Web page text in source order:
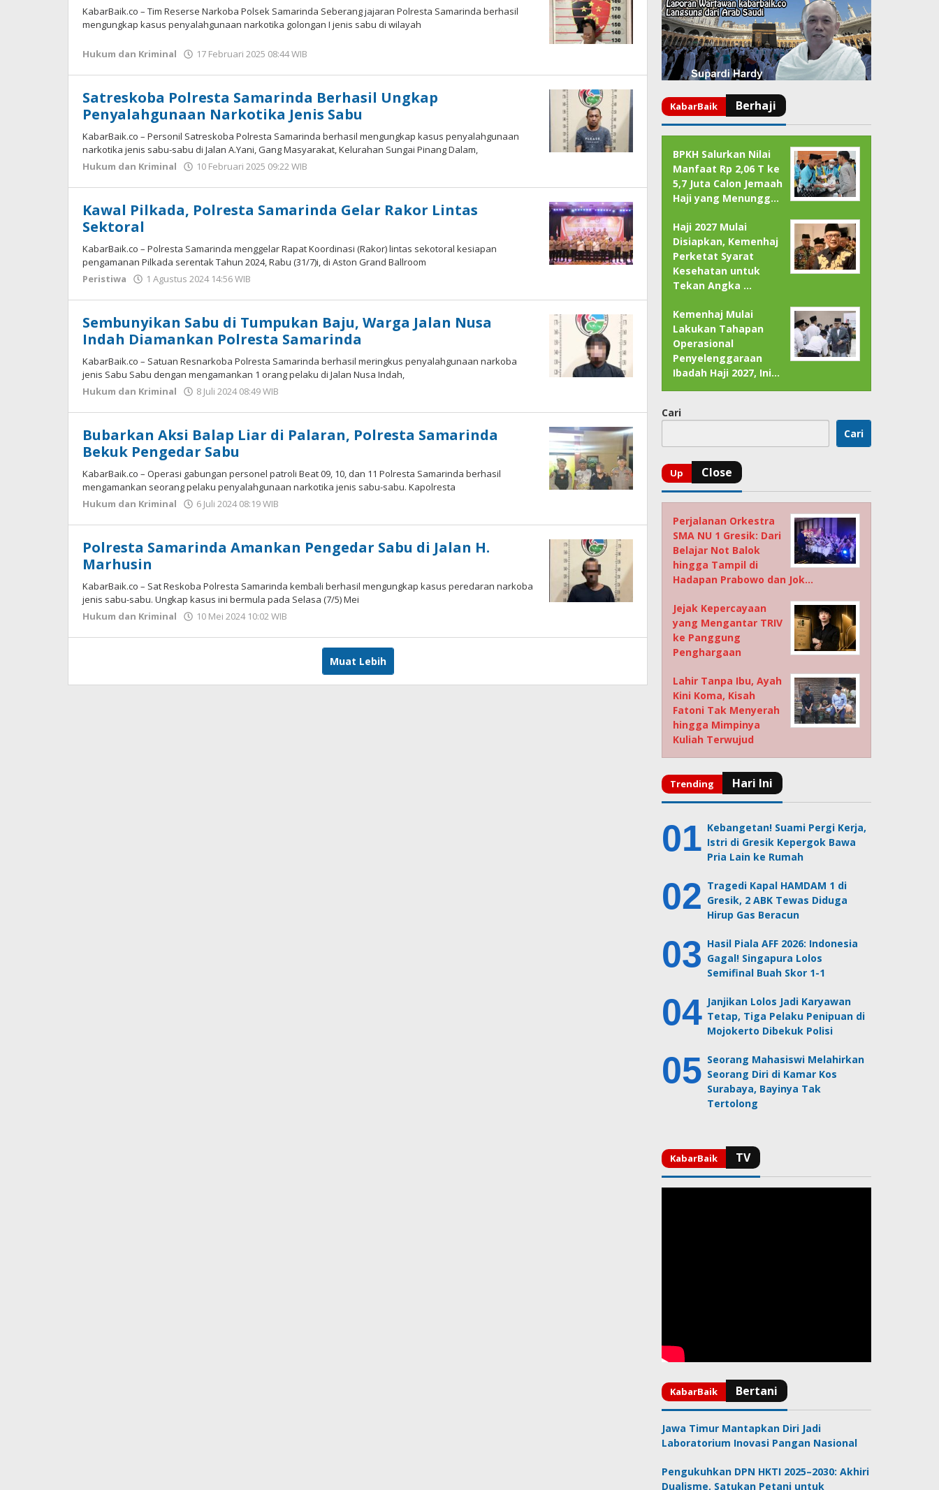
KabarBaik.co – Tim Reserse Narkoba Polsek Samarinda Seberang jajaran Polresta Samarinda berhasil
mengungkap kasus penyalahgunaan narkotika golongan I jenis sabu di wilayah
Hukum dan Kriminal 17 Februari 2025 08:44 WIB
Satreskoba Polresta Samarinda Berhasil Ungkap
Penyalahgunaan Narkotika Jenis Sabu
KabarBaik.co – Personil Satreskoba Polresta Samarinda berhasil mengungkap kasus penyalahgunaan
narkotika jenis sabu-sabu di Jalan A.Yani, Gang Masyarakat, Kelurahan Sungai Pinang Dalam,
Hukum dan Kriminal
10 Februari 2025 09:22 WIB
Kawal Pilkada, Polresta Samarinda Gelar Rakor Lintas
Sektoral
KabarBaik.co – Polresta Samarinda menggelar Rapat Koordinasi (Rakor) lintas sekotoral kesiapan
pengamanan Pilkada serentak Tahun 2024, Rabu (31/7)i, di Aston Grand Ballroom
Peristiwa
1 Agustus 2024 14:56 WIB
Sembunyikan Sabu di Tumpukan Baju, Warga Jalan Nusa
Indah Diamankan Polresta Samarinda
KabarBaik.co – Satuan Resnarkoba Polresta Samarinda berhasil meringkus penyalahgunaan narkoba
jenis Sabu Sabu dengan mengamankan 1 orang pelaku di Jalan Nusa Indah,
Hukum dan Kriminal
8 Juli 2024 08:49 WIB
Bubarkan Aksi Balap Liar di Palaran, Polresta Samarinda
Bekuk Pengedar Sabu
KabarBaik.co – Operasi gabungan personel patroli Beat 09, 10, dan 11 Polresta Samarinda berhasil
mengamankan seorang pelaku penyalahgunaan narkotika jenis sabu-sabu. Kapolresta
Hukum dan Kriminal
6 Juli 2024 08:19 WIB
Polresta Samarinda Amankan Pengedar Sabu di Jalan H.
Marhusin
KabarBaik.co – Sat Reskoba Polresta Samarinda kembali berhasil mengungkap kasus peredaran narkoba
jenis sabu-sabu. Ungkap kasus ini bermula pada Selasa (7/5) Mei
Hukum dan Kriminal
10 Mei 2024 10:02 WIB
Muat Lebih
BPKH Salurkan Nilai
Manfaat Rp 2,06 T ke
5,7 Juta Calon Jemaah
Haji yang Menungg…
Haji 2027 Mulai
Disiapkan, Kemenhaj
Perketat Syarat
Kesehatan untuk
Tekan Angka …
Kemenhaj Mulai
Lakukan Tahapan
Operasional
Penyelenggaraan
Ibadah Haji 2027, Ini…
Cari
Cari
Perjalanan Orkestra
SMA NU 1 Gresik: Dari
Belajar Not Balok
hingga Tampil di
Hadapan Prabowo dan Jok…
Jejak Kepercayaan
yang Mengantar TRIV
ke Panggung
Penghargaan
Lahir Tanpa Ibu, Ayah
Kini Koma, Kisah
Fatoni Tak Menyerah
hingga Mimpinya
Kuliah Terwujud
Kebangetan! Suami Pergi Kerja,
Istri di Gresik Kepergok Bawa
Pria Lain ke Rumah
Tragedi Kapal HAMDAM 1 di
Gresik, 2 ABK Tewas Diduga
Hirup Gas Beracun
Hasil Piala AFF 2026: Indonesia
Gagal! Singapura Lolos
Semifinal Buah Skor 1-1
Janjikan Lolos Jadi Karyawan
Tetap, Tiga Pelaku Penipuan di
Mojokerto Dibekuk Polisi
Seorang Mahasiswi Melahirkan
Seorang Diri di Kamar Kos
Surabaya, Bayinya Tak
Tertolong
Jawa Timur Mantapkan Diri Jadi
Laboratorium Inovasi Pangan Nasional
Pengukuhkan DPN HKTI 2025–2030: Akhiri
Dualisme, Satukan Petani untuk